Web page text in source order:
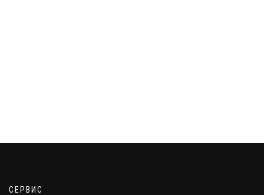
СЕРВИС